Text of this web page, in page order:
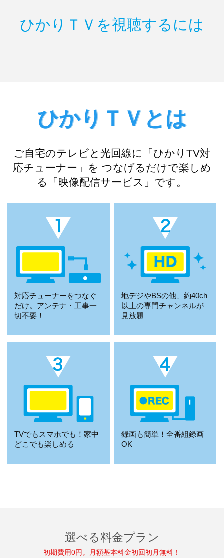
ひかりＴＶを視聴するには
ひかりＴＶとは
ご自宅のテレビと光回線に「ひかりTV対
応チューナー」を つなげるだけで楽しめ
る「映像配信サービス」です。
対応チューナーをつなぐ
だけ。アンテナ・工事一
切不要！
地デジやBSの他、約40ch
以上の専門チャンネルが
見放題
TVでもスマホでも！家中
どこでも楽しめる
録画も簡単！全番組録画
OK
選べる料金プラン
初期費用0円。月額基本料金初回初月無料！